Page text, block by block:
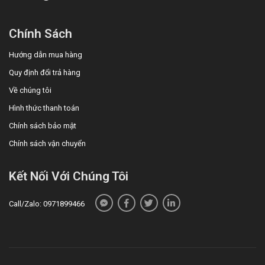
với một số thuốc khác có thể gây ra khoảng QT kéo dài
vòng, thuốc chống loạn thần. Cũng nên thận trọng khi sử
dụng moxifloxacin ở người bệnh có rối loạn nhịp tim như
nhịp chậm và thiếu máu cục bộ cơ tim cấp.
Thận trọng khi sử dụng moxifloxacin ở người bệnh có
bệnh lý thần kinh trung ương như xơ vữa động mạch não
nặng, động kinh, vì có thể gây cơn co giật.
quinolon đã được thông báo, nguy cơ này có thể tăng lên
hoặc người bệnh trên 60 tuổi.
Chính Sách
Hướng dẫn mua hàng
Quy định đổi trả hàng
Về chúng tôi
Hình thức thanh toán
Chính sách bảo mật
Chính sách vận chuyển
Kết Nối Với Chúng Tôi
Call/Zalo: 0971899466